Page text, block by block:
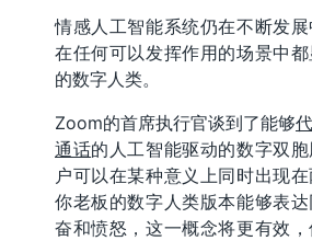
情感人工智能系统仍在不断发
在任何可以发挥作用的场景中
的数字人类。
Zoom的首席执行官谈到了能够
通话的人工智能驱动的数字双
户可以在某种意义上同时出现
你老板的数字人类版本能够表
奋和愤怒，这一概念将更有效